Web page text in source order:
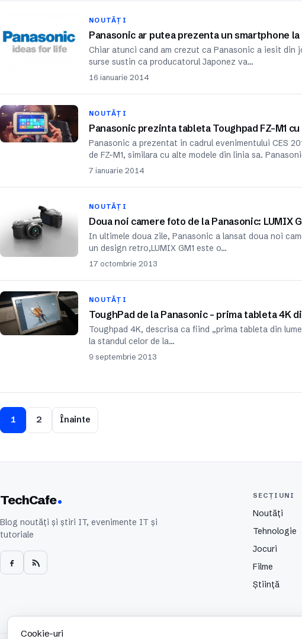
NOUTĂȚI
Panasonic ar putea prezenta un smartphone la
Chiar atunci cand am crezut ca Panasonic a iesit
surse sustin ca producatorul Japonez va…
16 ianuarie 2014
NOUTĂȚI
Panasonic prezinta tableta Toughpad FZ-M1 cu
Panasonic a prezentat in cadrul evenimentului CES
de FZ-M1, similara cu alte modele din linia sa.
7 ianuarie 2014
NOUTĂȚI
Doua noi camere foto de la Panasonic: LUMIX
In ultimele doua zile, Panasonic a lansat doua noi
un design retro,LUMIX GM1 este o…
17 octombrie 2013
NOUTĂȚI
ToughPad de la Panasonic – prima tableta 4K
Toughpad 4K, descrisa ca fiind „prima tableta din
la standul celor de la…
9 septembrie 2013
1 2 Înainte
TechCafe
Blog noutăți și știri IT, evenimente IT și
tutoriale
SECȚIUNI
Noutăți
Tehnologie
Jocuri
Filme
Știință
Cookie-uri